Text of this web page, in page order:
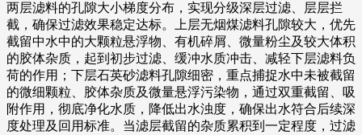
两层滤料的孔隙大小梯度分布，实现分级深层过滤、层层拦
截，确保过滤效果稳定达标。上层无烟煤滤料孔隙较大，优先
截留中水中的大颗粒悬浮物、有机碎屑、微量粉尘及较大体积
的胶体杂质，起到初步过滤、缓冲水质冲击、减轻下层滤料负
荷的作用；下层石英砂滤料孔隙细密，重点捕捉水中未被截留
的微细颗粒、胶体杂质及微量悬浮污染物，通过双重截留、吸
附作用，彻底净化水质，降低出水浊度，确保出水符合后续深
度处理及回用标准。当滤层截留的杂质累积到一定程度，过滤